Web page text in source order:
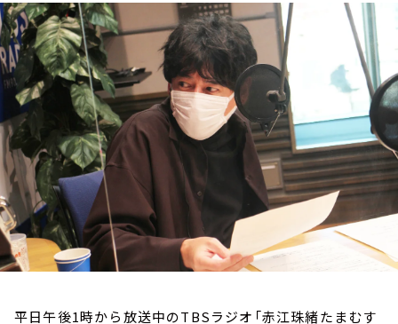
お知らせ
イベント・グッズ
YouTube
会社情報
平日午後1時から放送中のTBSラジオ「赤江珠緒たまむす